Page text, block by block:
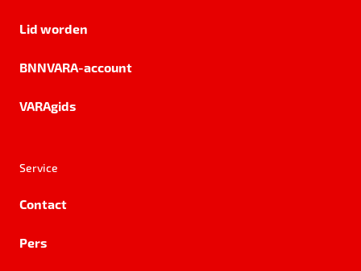
Lid worden
BNNVARA-account
VARAgids
Service
Contact
Pers